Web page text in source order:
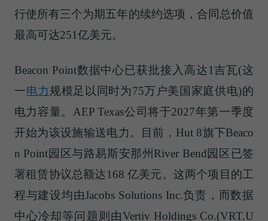
行使所有三个为期五年的续约选项，合同总价值
最高可达251亿美元。
Beacon Point数据中心已获批接入高达1吉瓦(这
一电力规模足以同时为75万户美国家庭供电)的
电力容量。AEP Texas公司将于2027年第一季度
开始为该设施输送电力。目前，Hut 8旗下Beaco
n Point园区与路易斯安那州River Bend园区已签
署租赁协议总额达168 亿美元。这两个项目的工
程与建设均由Jacobs Solutions Inc.负责，而数据
中心冷却等问题则由Vertiv Holdings Co.(VRT.U